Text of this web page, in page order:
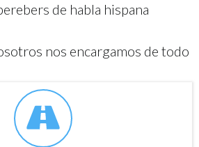
de habla hispana
nos encargamos de todo